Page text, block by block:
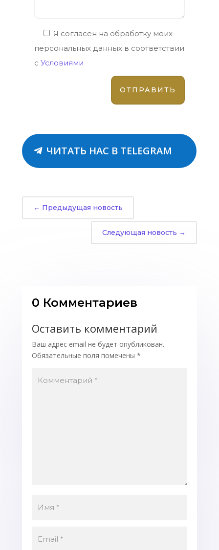
Я согласен на обработку моих
персональных данных в соответствии
с Условиями
ЧИТАТЬ НАС В TELEGRAM
← Предыдущая новость
Следующая новость →
0 Комментариев
Оставить комментарий
Ваш адрес email не будет опубликован.
Обязательные поля помечены *